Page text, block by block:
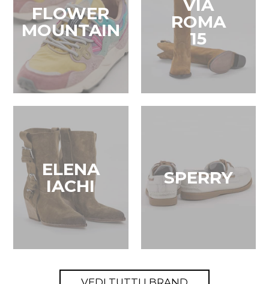
FLOWER
MOUNTAIN
VIA
ROMA
15
ELENA
IACHI
SPERRY